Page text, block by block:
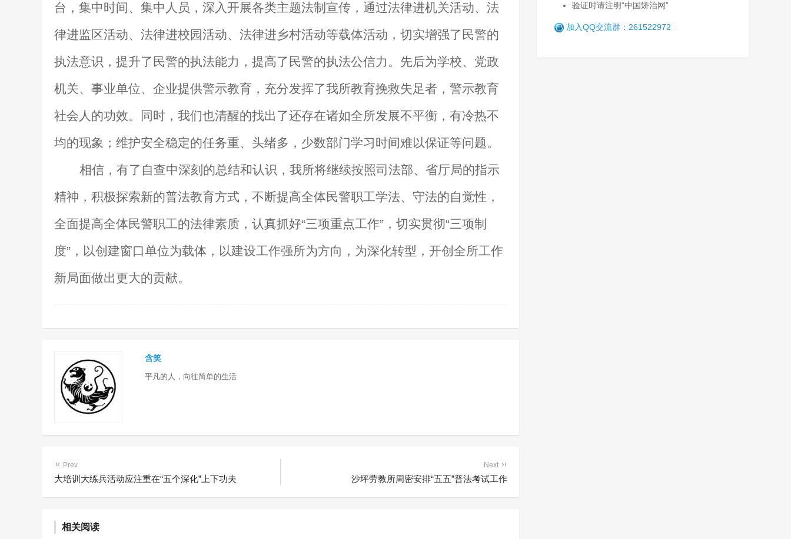
台，集中时间、集中人员，深入开展各类主题法制宣传，通过法律进机关活动、法
律进监区活动、法律进校园活动、法律进乡村活动等载体活动，切实增强了民警的
执法意识，提升了民警的执法能力，提高了民警的执法公信力。先后为学校、党政
机关、事业单位、企业提供警示教育，充分发挥了我所教育挽救失足者，警示教育
社会人的功效。同时，我们也清醒的找出了还存在诸如全所发展不平衡，有冷热不
均的现象；维护安全稳定的任务重、头绪多，少数部门学习时间难以保证等问题。
相信，有了自查中深刻的总结和认识，我所将继续按照司法部、省厅局的指示
精神，积极探索新的普法教育方式，不断提高全体民警职工学法、守法的自觉性，
全面提高全体民警职工的法律素质，认真抓好“三项重点工作”，切实贯彻“三项制
度”，以创建窗口单位为载体，以建设工作强所为方向，为深化转型，开创全所工作
新局面做出更大的贡献。
含笑
平凡的人，向往简单的生活
Prev
大培训大练兵活动应注重在“五个深化”上下功夫
Next
沙坪劳教所周密安排“五五”普法考试工作
相关阅读
“小应用”串起矫治全链条 数字
效
东兴区检察院联合法院前往专
附条件不起诉+专门教育矫治
验证时请注明“中国矫治网”
加入QQ交流群：261522972